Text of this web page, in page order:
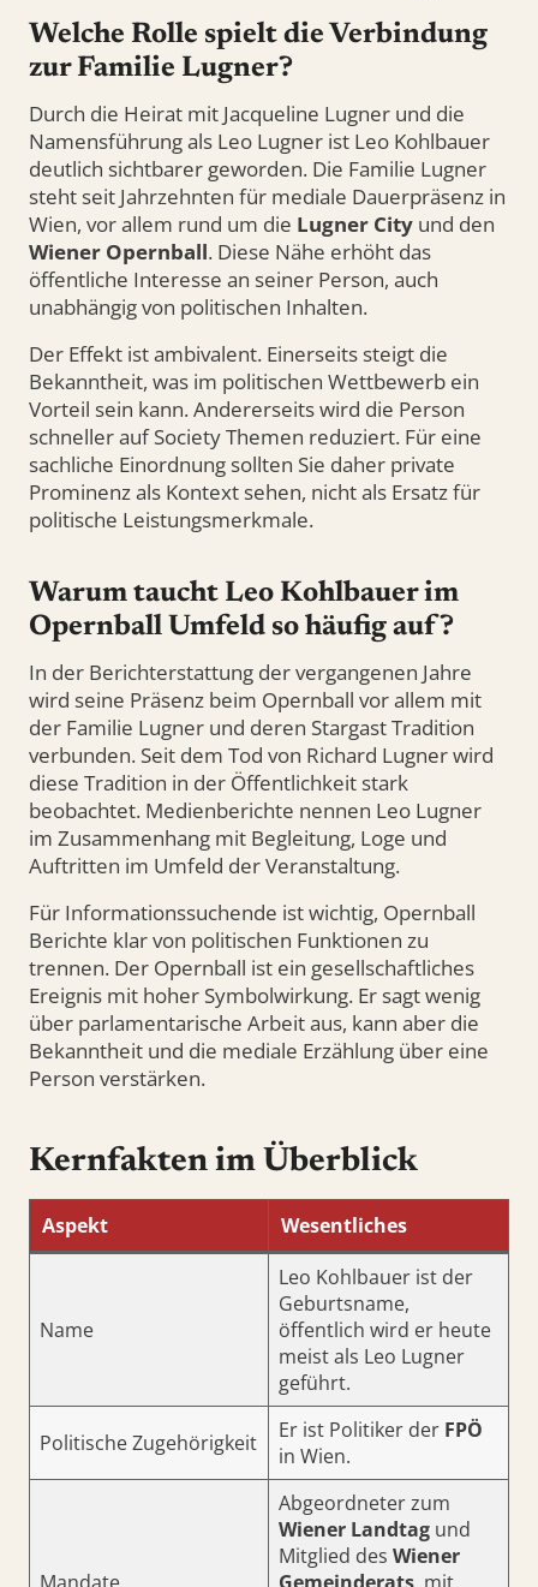
Welche Rolle spielt die Verbindung
zur Familie Lugner?
Durch die Heirat mit Jacqueline Lugner und die
Namensführung als Leo Lugner ist Leo Kohlbauer
deutlich sichtbarer geworden. Die Familie Lugner
steht seit Jahrzehnten für mediale Dauerpräsenz in
Wien, vor allem rund um die Lugner City und den
Wiener Opernball. Diese Nähe erhöht das
öffentliche Interesse an seiner Person, auch
unabhängig von politischen Inhalten.
Der Effekt ist ambivalent. Einerseits steigt die
Bekanntheit, was im politischen Wettbewerb ein
Vorteil sein kann. Andererseits wird die Person
schneller auf Society Themen reduziert. Für eine
sachliche Einordnung sollten Sie daher private
Prominenz als Kontext sehen, nicht als Ersatz für
politische Leistungsmerkmale.
Warum taucht Leo Kohlbauer im
Opernball Umfeld so häufig auf?
In der Berichterstattung der vergangenen Jahre
wird seine Präsenz beim Opernball vor allem mit
der Familie Lugner und deren Stargast Tradition
verbunden. Seit dem Tod von Richard Lugner wird
diese Tradition in der Öffentlichkeit stark
beobachtet. Medienberichte nennen Leo Lugner
im Zusammenhang mit Begleitung, Loge und
Auftritten im Umfeld der Veranstaltung.
Für Informationssuchende ist wichtig, Opernball
Berichte klar von politischen Funktionen zu
trennen. Der Opernball ist ein gesellschaftliches
Ereignis mit hoher Symbolwirkung. Er sagt wenig
über parlamentarische Arbeit aus, kann aber die
Bekanntheit und die mediale Erzählung über eine
Person verstärken.
Kernfakten im Überblick
Aspekt Wesentliches
Name
Leo Kohlbauer ist der
Geburtsname,
öffentlich wird er heute
meist als Leo Lugner
geführt.
Politische Zugehörigkeit Er ist Politiker der FPÖ
in Wien.
Abgeordneter zum
Wiener Landtag und
Mitglied des Wiener